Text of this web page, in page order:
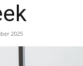
2025